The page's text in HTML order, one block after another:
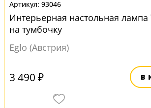
93046
Интерьерная настольная
на тумбочку
Eglo (Австрия)
3 490 ₽ В